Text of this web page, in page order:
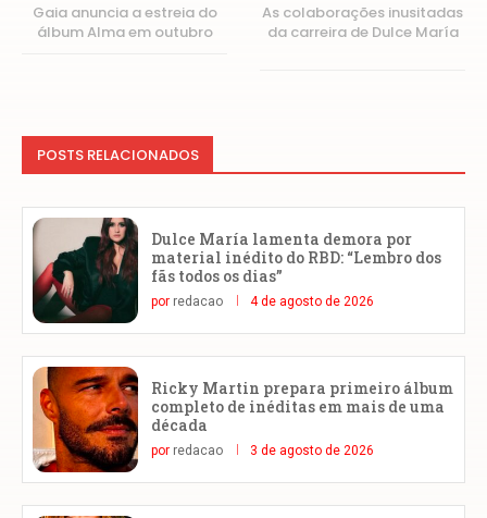
Gaia anuncia a estreia do
álbum Alma em outubro
As colaborações inusitadas
da carreira de Dulce María
POSTS RELACIONADOS
Dulce María lamenta demora por
material inédito do RBD: “Lembro dos
fãs todos os dias”
por redacao 4 de agosto de 2026
Ricky Martin prepara primeiro álbum
completo de inéditas em mais de uma
década
por redacao 3 de agosto de 2026